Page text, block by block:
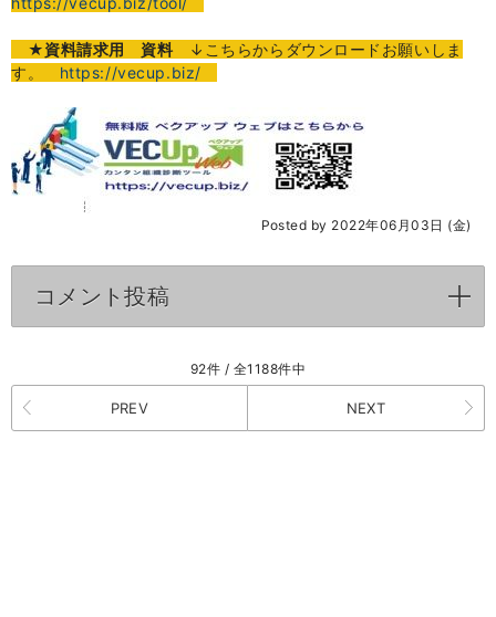
★資料請求用 資料↓こちらからダウンロードお願いしま
す。 https://vecup.biz/
Posted by 2022年06月03日 (金)
コメント投稿
92件 / 全1188件中
PREV NEXT